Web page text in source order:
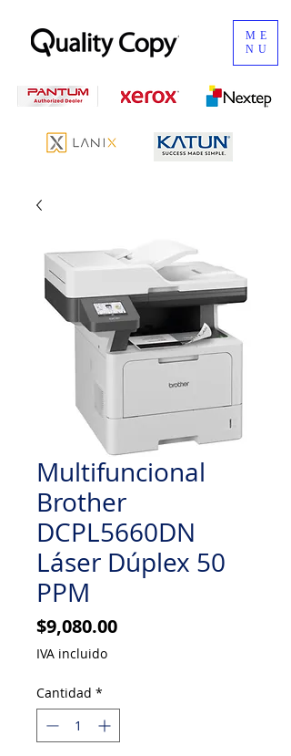
ME
NU
Multifuncional
Brother
DCPL5660DN
Láser Dúplex 50
PPM
$9,080.00Precio
IVA incluido
Cantidad *